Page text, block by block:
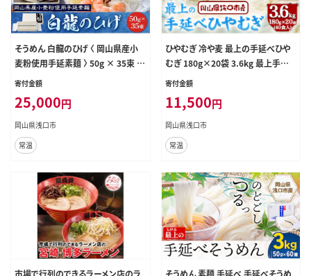
そうめん 白龍のひげ 〈 岡山県産小
麦粉使用手延素麺 〉 50g × 35束 か
も川手延素麺株式会社 《30日以内
口市 手延べ 素麺 麺 贈答用 お祝い
送料無料---124_1528_30d_23_25
000_haku---
寄付金額
25,000円
岡山県浅口市
常温
ひやむぎ 冷や麦 最上の手延べひや
むぎ 180g×20袋 3.6kg 最上手延
素麺有限会社《30日以内に出荷予定
料---124_1519_30d_23_11500_3
600g---
寄付金額
11,500円
岡山県浅口市
常温
市場で行列のできるラーメン店のラ
そうめん 素麺 手延べ 手延べそうめ